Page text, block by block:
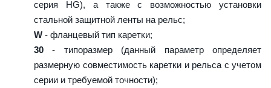
серия HG), а также с возможностью установки
стальной защитной ленты на рельс;
W - фланцевый тип каретки;
30 - типоразмер (данный параметр определяет
размерную совместимость каретки и рельса с учетом
серии и требуемой точности);